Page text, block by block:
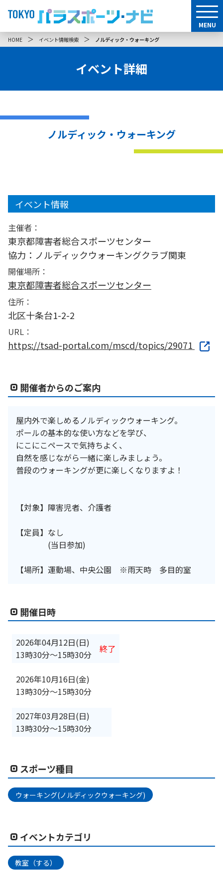
MENU
HOME ＞ イベント情報検索 ＞ ノルディック・ウォーキング
イベント詳細
ノルディック・ウォーキング
イベント情報
主催者：
東京都障害者総合スポーツセンター
協力：ノルディックウォーキングクラブ関東
開催場所：
東京都障害者総合スポーツセンター
住所：
北区十条台1-2-2
URL：
https://tsad-portal.com/mscd/topics/29071
開催者からのご案内
屋内外で楽しめるノルディックウォーキング。
ポールの基本的な使い方などを学び、
にこにこペースで気持ちよく、
自然を感じながら一緒に楽しみましょう。
普段のウォーキングが更に楽しくなりますよ！
【対象】障害児者、介護者
【定員】なし
(当日参加)
【場所】運動場、中央公園 ※雨天時 多目的室
開催日時
2026年04月12日(日)
13時30分〜15時30分
終了
2026年10月16日(金)
13時30分〜15時30分
2027年03月28日(日)
13時30分〜15時30分
スポーツ種目
ウォーキング(ノルディックウォーキング)
イベントカテゴリ
教室（する）